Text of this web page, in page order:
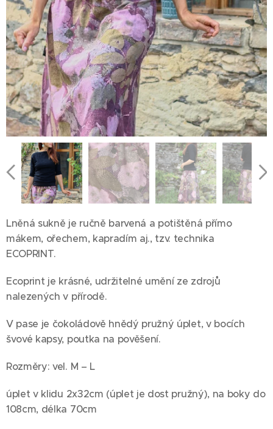
Lněná sukně je ručně barvená a potištěná přímo
mákem, ořechem, kapradím aj., tzv. technika
ECOPRINT.
Ecoprint je krásné, udržitelné umění ze zdrojů
nalezených v přírodě.
V pase je čokoládově hnědý pružný úplet, v bocích
švové kapsy, poutka na pověšení.
Rozměry: vel. M – L
úplet v klidu 2x32cm (úplet je dost pružný), na boky do
108cm, délka 70cm